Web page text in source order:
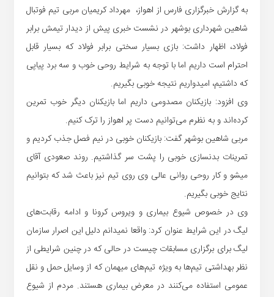
به گزارش خبرگزاری فارس از اهواز، مهرداد کریمیان مربی تیم فوتبال
شاهین شهرداری بوشهر در نشست خبری پیش از دیدار تیمش برابر
فولاد، اظهار داشت: بازی بسیار سختی برابر فولاد که بسیار قابل
احترام است داریم اما با توجه به شرایط روحی خوب و سه برد پیاپی
که داشتیم، امیدواریم نتیجه خوبی بگیریم.
وی افزود: بازیکنان مصدومی داریم اما بازیکنان دیگر خوب تمرین
کرده‌اند و به نظرم می‌توانیم دست پر اهواز را ترک کنیم.
مربی شاهین بوشهر گفت: بازیکنان خوبی در نیم فصل جذب کردیم و
تمرینات بدنسازی خوبی را پشت سر گذاشتیم. روند صعودی آقای
میشو و کار روحی روانی عالی وی روی تیم نیز باعث شد که بتوانیم
نتایج خوبی بگیریم.
وی در خصوص شیوع بیماری و ویروس کرونا و ادامه رقابت‌های
لیگ در این شرایط عنوان کرد: واقعا نمیدانم دلیل این اصرار سازمان
لیگ برای برگزاری مسابقات چیست در حالی که در چنین شرایطی از
نظر بهداشتی تیم‌ها به ویژه تیم‌های میهمان که از وسایل حمل و نقل
عمومی استفاده می‌کنند در معرض بیماری هستند. مردم از شیوع